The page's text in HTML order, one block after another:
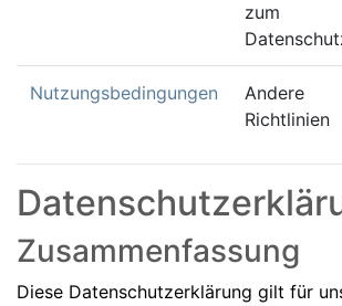
zum
Nutzungsbedingungen
Andere
Richtlinien
Zusammenfassung
Diese Datenschutzerklärung gilt für